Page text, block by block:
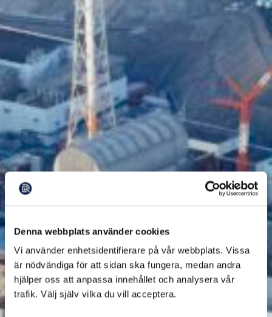
Denna webbplats använder cookies
Vi använder enhetsidentifierare på vår webbplats. Vissa
är nödvändiga för att sidan ska fungera, medan andra
hjälper oss att anpassa innehållet och analysera vår
trafik. Välj själv vilka du vill acceptera.